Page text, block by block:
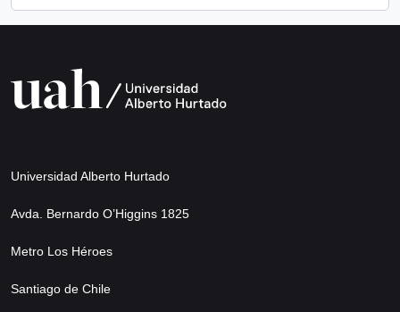
Universidad Alberto Hurtado
Avda. Bernardo O’Higgins 1825
Metro Los Héroes
Santiago de Chile